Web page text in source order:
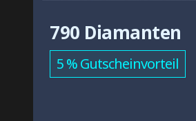
790 Diamanten
5 % Gutscheinvorteil